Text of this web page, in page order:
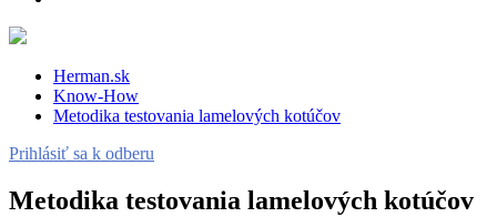
Herman.sk
Know-How
Metodika testovania lamelových kotúčov
Prihlásiť sa k odberu
Metodika testovania lamelových kotúčov